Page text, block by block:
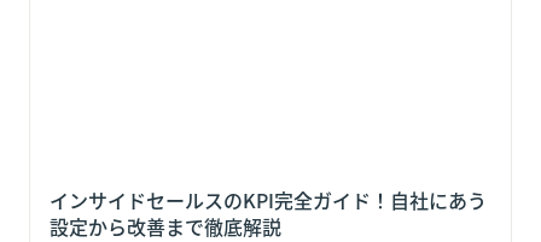
インサイドセールスのKPI完全ガイド！自社にあう
設定から改善まで徹底解説